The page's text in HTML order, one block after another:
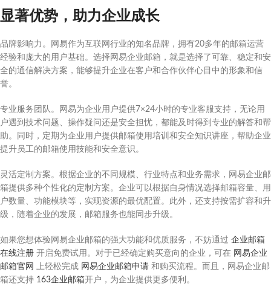
显著优势，助力企业成长
品牌影响力。网易作为互联网行业的知名品牌，拥有20多年的邮箱运营
经验和庞大的用户基础。选择网易企业邮箱，就是选择了可靠、稳定和安
全的通信解决方案，能够提升企业在客户和合作伙伴心目中的形象和信
誉。
专业服务团队。网易为企业用户提供7×24小时的专业客服支持，无论用
户遇到技术问题、操作疑问还是安全担忧，都能及时得到专业的解答和帮
助。同时，定期为企业用户提供邮箱使用培训和安全知识讲座，帮助企业
提升员工的邮箱使用技能和安全意识。
灵活定制方案。根据企业的不同规模、行业特点和业务需求，网易企业邮
箱提供多种个性化的定制方案。企业可以根据自身情况选择邮箱容量、用
户数量、功能模块等，实现资源的最优配置。此外，还支持按需扩容和升
级，随着企业的发展，邮箱服务也能同步升级。
如果您想体验网易企业邮箱的强大功能和优质服务，不妨通过 企业邮箱
在线注册 开启免费试用。对于已经确定购买意向的企业，可在 网易企业
邮箱官网 上轻松完成 网易企业邮箱申请 和购买流程。而且，网易企业邮
箱还支持 163企业邮箱开户，为企业提供更多便利。